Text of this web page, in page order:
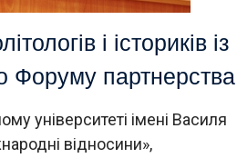
і істориків із
Форуму партнерства
університеті імені Василя
відносини»,